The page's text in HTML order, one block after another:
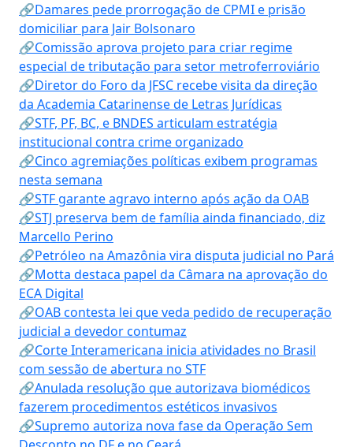
🔗Damares pede prorrogação de CPMI e prisão
domiciliar para Jair Bolsonaro
🔗Comissão aprova projeto para criar regime
especial de tributação para setor metroferroviário
🔗Diretor do Foro da JFSC recebe visita da direção
da Academia Catarinense de Letras Jurídicas
🔗STF, PF, BC, e BNDES articulam estratégia
institucional contra crime organizado
🔗Cinco agremiações políticas exibem programas
nesta semana
🔗STF garante agravo interno após ação da OAB
🔗STJ preserva bem de família ainda financiado, diz
Marcello Perino
🔗Petróleo na Amazônia vira disputa judicial no Pará
🔗Motta destaca papel da Câmara na aprovação do
ECA Digital
🔗OAB contesta lei que veda pedido de recuperação
judicial a devedor contumaz
🔗Corte Interamericana inicia atividades no Brasil
com sessão de abertura no STF
🔗Anulada resolução que autorizava biomédicos
fazerem procedimentos estéticos invasivos
🔗Supremo autoriza nova fase da Operação Sem